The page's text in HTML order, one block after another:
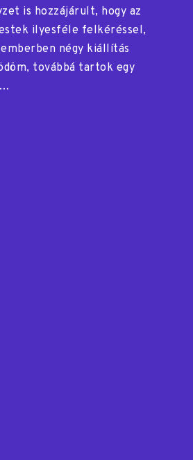
is hozzájárult, hogy az
ilyesféle felkéréssel,
négy kiállítás
továbbá tartok egy